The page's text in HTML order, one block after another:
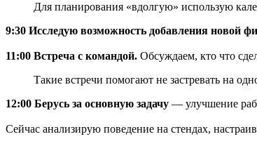
Для планирования «вдолгую» использую
9:30 Исследую возможность добавления новой
11:00 Встреча с командой. Обсуждаем, кто что
Такие встречи помогают не застревать на
12:00 Берусь за основную задачу — улучшение
Сейчас анализирую поведение на стендах,